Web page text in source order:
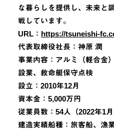
な暮らしを提供し、未来と
戦しています。
URL： https://tsuneishi-
代表取締役社長：神原 潤
事業内容：アルミ（軽合金
設業、救命艇保守点検
設立：2010年12月
資本金：5,000万円
従業員数：54人（2022年1月
建造実績船種：旅客船、漁